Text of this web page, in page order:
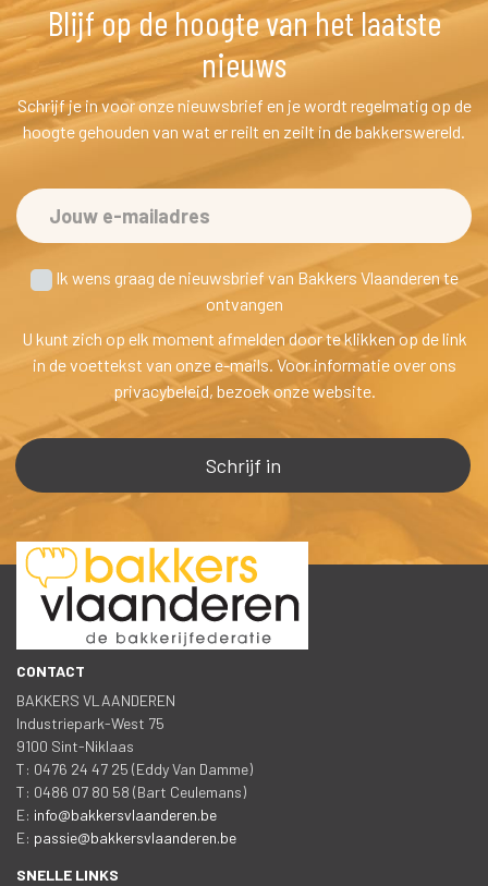
Blijf op de hoogte van het laatste
nieuw
Schrijf je in voor onze nieuwsbrief en je wordt regelmatig op de
hoogte gehouden van wat er reilt en zeilt in de bakkerswereld.
Ik wens graag de nieuwsbrief van Bakkers Vlaanderen te
ontvangen
U kunt zich op elk moment afmelden door te klikken op de link
in de voettekst van onze e-mails. Voor informatie over ons
privacybeleid, bezoek onze website.
CONTACT
BAKKERS VLAANDEREN
Industriepark-West 75
9100 Sint-Niklaa
T: 0476 24 47 25 (Eddy Van Damme)
T: 0486 07 80 58 (Bart Ceulemans)
E: info@bakkersvlaanderen.be
E: passie@bakkersvlaanderen.be
SNELLE LINKS